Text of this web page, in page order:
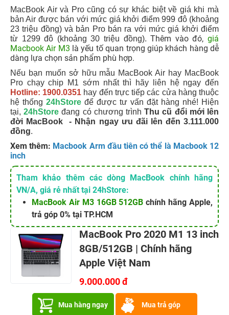
MacBook Air và Pro cũng có sự khác biệt về giá khi mà
bản Air được bán với mức giá khởi điểm 999 đô (khoảng
23 triệu đồng) và bản Pro bán ra với mức giá khởi điểm
từ 1299 đô (khoảng 30 triệu đồng).Thêm vào đó,giá
Macbook Air M3 là yếu tố quan trọng giúp khách hàng dễ
dàng lựa chọn sản phẩm phù hợp.
Nếu bạn muốn sở hữu mẫu MacBook Air hay MacBook
Pro chạy chip M1 sớm nhất thì hãy liên hệ ngay đến
Hotline: 1900.0351 hay đến trực tiếp các cửa hàng thuộc
hệ thống 24hStore để được tư vấn đặt hàng nhé! Hiện
tại,24hStore đang có chương trìnhThu cũ đổi mới lên
đời MacBook - Nhận ngay ưu đãi lên đến 3.111.000
đồng.
Xem thêm: Macbook Arm đầu tiên có thể là Macbook 12
inch
Tham khảo thêm các dòng MacBook chính hãng
VN/A, giá rẻ nhất tại 24hStore:
MacBook Air M3 16GB 512GB chính hãng Apple,
trả góp 0% tại TP.HCM
MacBook Pro 2020 M1 13 inch
8GB/512GB | Chính hãng
Apple Việt Nam
9.000.000 đ
Mua hàng ngay Mua trả góp